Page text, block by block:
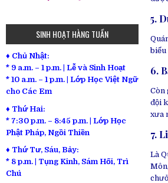
5.
biểu
6.
Còn
đội
xưa
7.
Là
SINH HOẠT HÀNG TUẦN
♦ Chủ Nhật:
* 9 a.m. – 1 p.m. | Lễ và Sinh Hoạt
* 10 a.m. – 1 p.m. | Lớp Học Việt Ngữ
cho Các Em
♦ Thứ Hai:
* 7:30 p.m. – 8:45 p.m. | Lớp Học
Phật Pháp, Ngồi Thiền
♦ Thứ Tư, Sáu, Bảy:
* 8 p.m. | Tụng Kinh, Sám Hối, Trì
Chú